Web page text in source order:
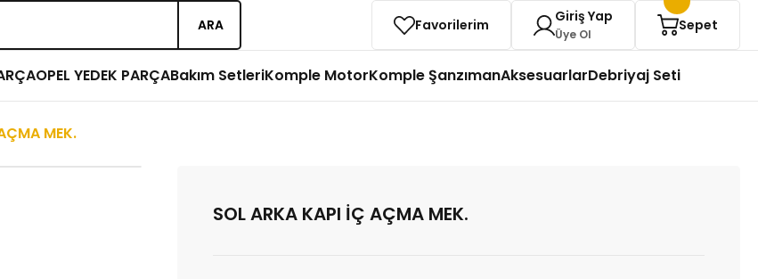
ARA Favorilerim Giriş Yap
Üye Ol
Sepet
OPEL YEDEK PARÇABakım SetleriKomple MotorKomple ŞanzımanAksesuarlarDebriyaj Seti
MEK.
SOL ARKA KAPI İÇ AÇMA MEK.